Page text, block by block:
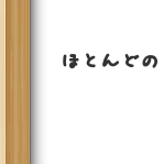
ほとんど